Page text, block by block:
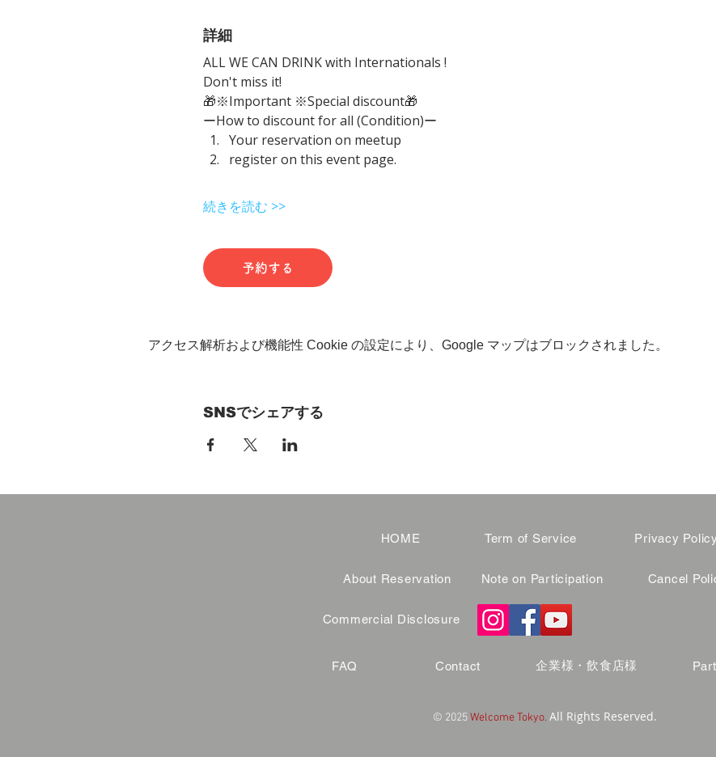
詳細
ALL WE CAN DRINK with Internationals !
Don't miss it!
🎁※Important ※Special discount🎁
ーHow to discount for all (Condition)ー
Your reservation on meetup
register on this event page.
続きを読む >>
予約する
アクセス解析および機能性 Cookie の設定により、Google マップはブロックされました。
SNSでシェアする
HOME
About Reservation
Term of Service
Note on Participation
Privacy Policy
Cancel
Commercial Disclosure
FAQ Contact 企業様・飲食店様
© 2025Welcome Tokyo. All Rights Reserved.